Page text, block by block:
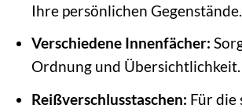
Ihre persönlichen Gegenstände.
Verschiedene Innenfächer:
Ordnung und Übersichtlichkeit.
Reißverschlusstaschen: Für die